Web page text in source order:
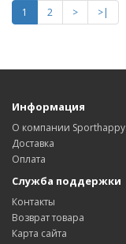
1 2 >
>|
Информация
О компании Sporthappy
Доставка
Оплата
Служба поддержки
Контакты
Возврат товара
Карта сайта